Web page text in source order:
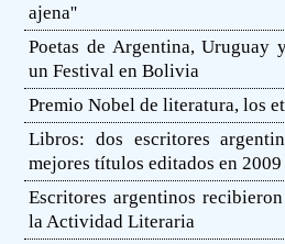
ajena''
Poetas de Argentina, Uruguay
un Festival en Bolivia
Premio Nobel de literatura, los
Libros: dos escritores
mejores títulos editados en 2009
Escritores argentinos
la Actividad Literaria